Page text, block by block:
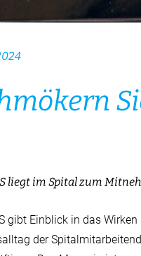
liegt im Spital zum
gibt Einblick in das
der